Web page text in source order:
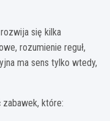
się kilka
rozumienie reguł,
ma sens tylko wtedy,
które: